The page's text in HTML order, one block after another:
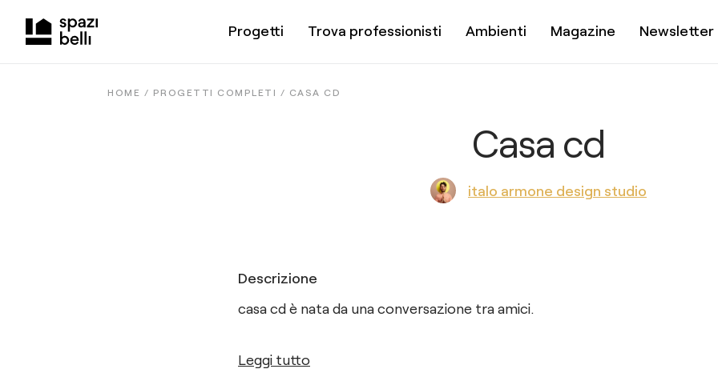
Progetti Trova professionisti Ambienti Magazine Newsletter
HOME / PROGETTI COMPLETI / CASA CD
Casa cd
italo armone design studio
Descrizione
casa cd è nata da una conversazione tra amici.
Leggi tutto